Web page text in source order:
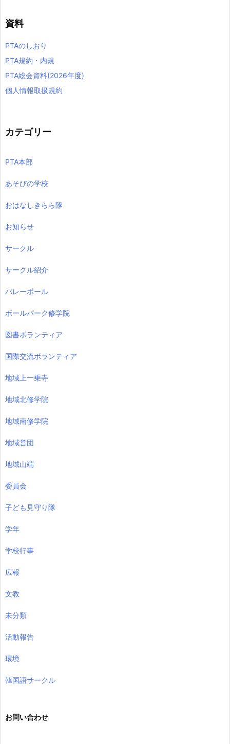
資料
PTAのしおり
PTA規約・内規
PTA総会資料(2026年度)
個人情報取扱規約
カテゴリー
PTA本部
あそびの学校
おはなしきらら隊
お知らせ
サークル
サークル紹介
バレーボール
ボールパーク修学院
図書ボランティア
国際交流ボランティア
地域上一乗寺
地域北修学院
地域南修学院
地域営団
地域山端
委員会
子ども見守り隊
学年
学校行事
広報
文教
未分類
活動報告
環境
韓国語サークル
お問い合わせ